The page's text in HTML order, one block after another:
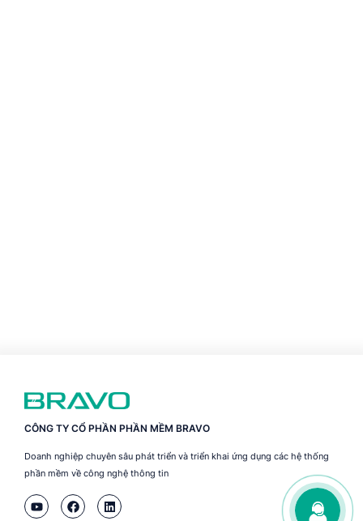
CÔNG TY CỔ PHẦN PHẦN MỀM BRAVO
Doanh nghiệp chuyên sâu phát triển và triển khai ứng dụng các hệ thống
phần mềm về công nghệ thông tin